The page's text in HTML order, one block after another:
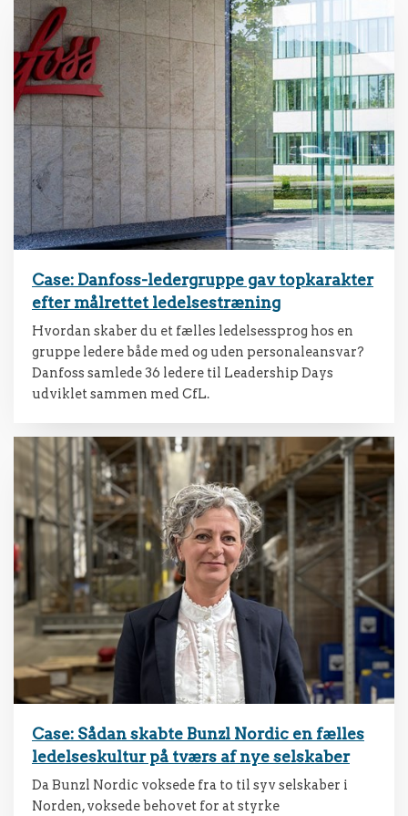
Case: Danfoss-ledergruppe gav topkarakter
efter målrettet ledelsestræning
Hvordan skaber du et fælles ledelsessprog hos en
gruppe ledere både med og uden personaleansvar?
Danfoss samlede 36 ledere til Leadership Days
udviklet sammen med CfL.
Case: Sådan skabte Bunzl Nordic en fælles
ledelseskultur på tværs af nye selskaber
Da Bunzl Nordic voksede fra to til syv selskaber i
Norden, voksede behovet for at styrke